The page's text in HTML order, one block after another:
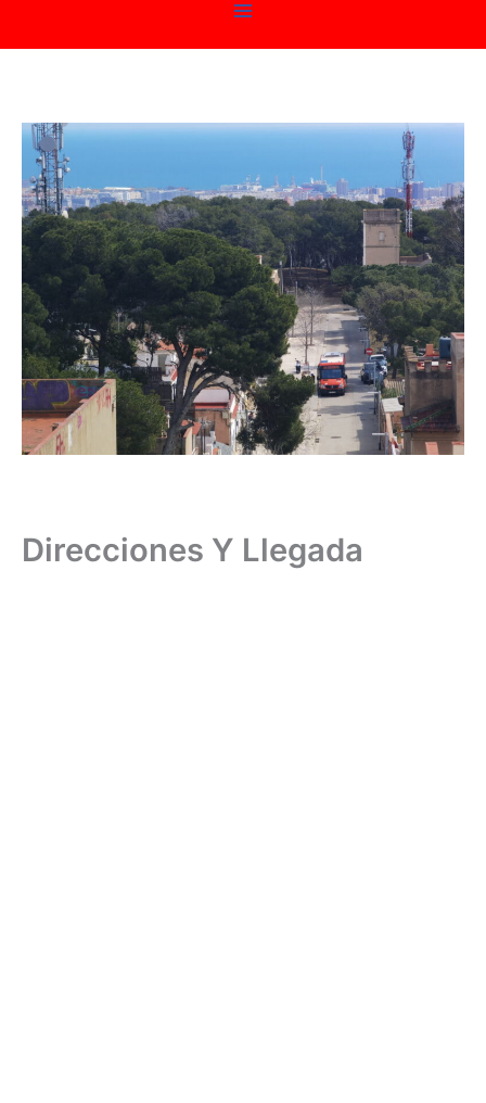
Direcciones Y Llegada